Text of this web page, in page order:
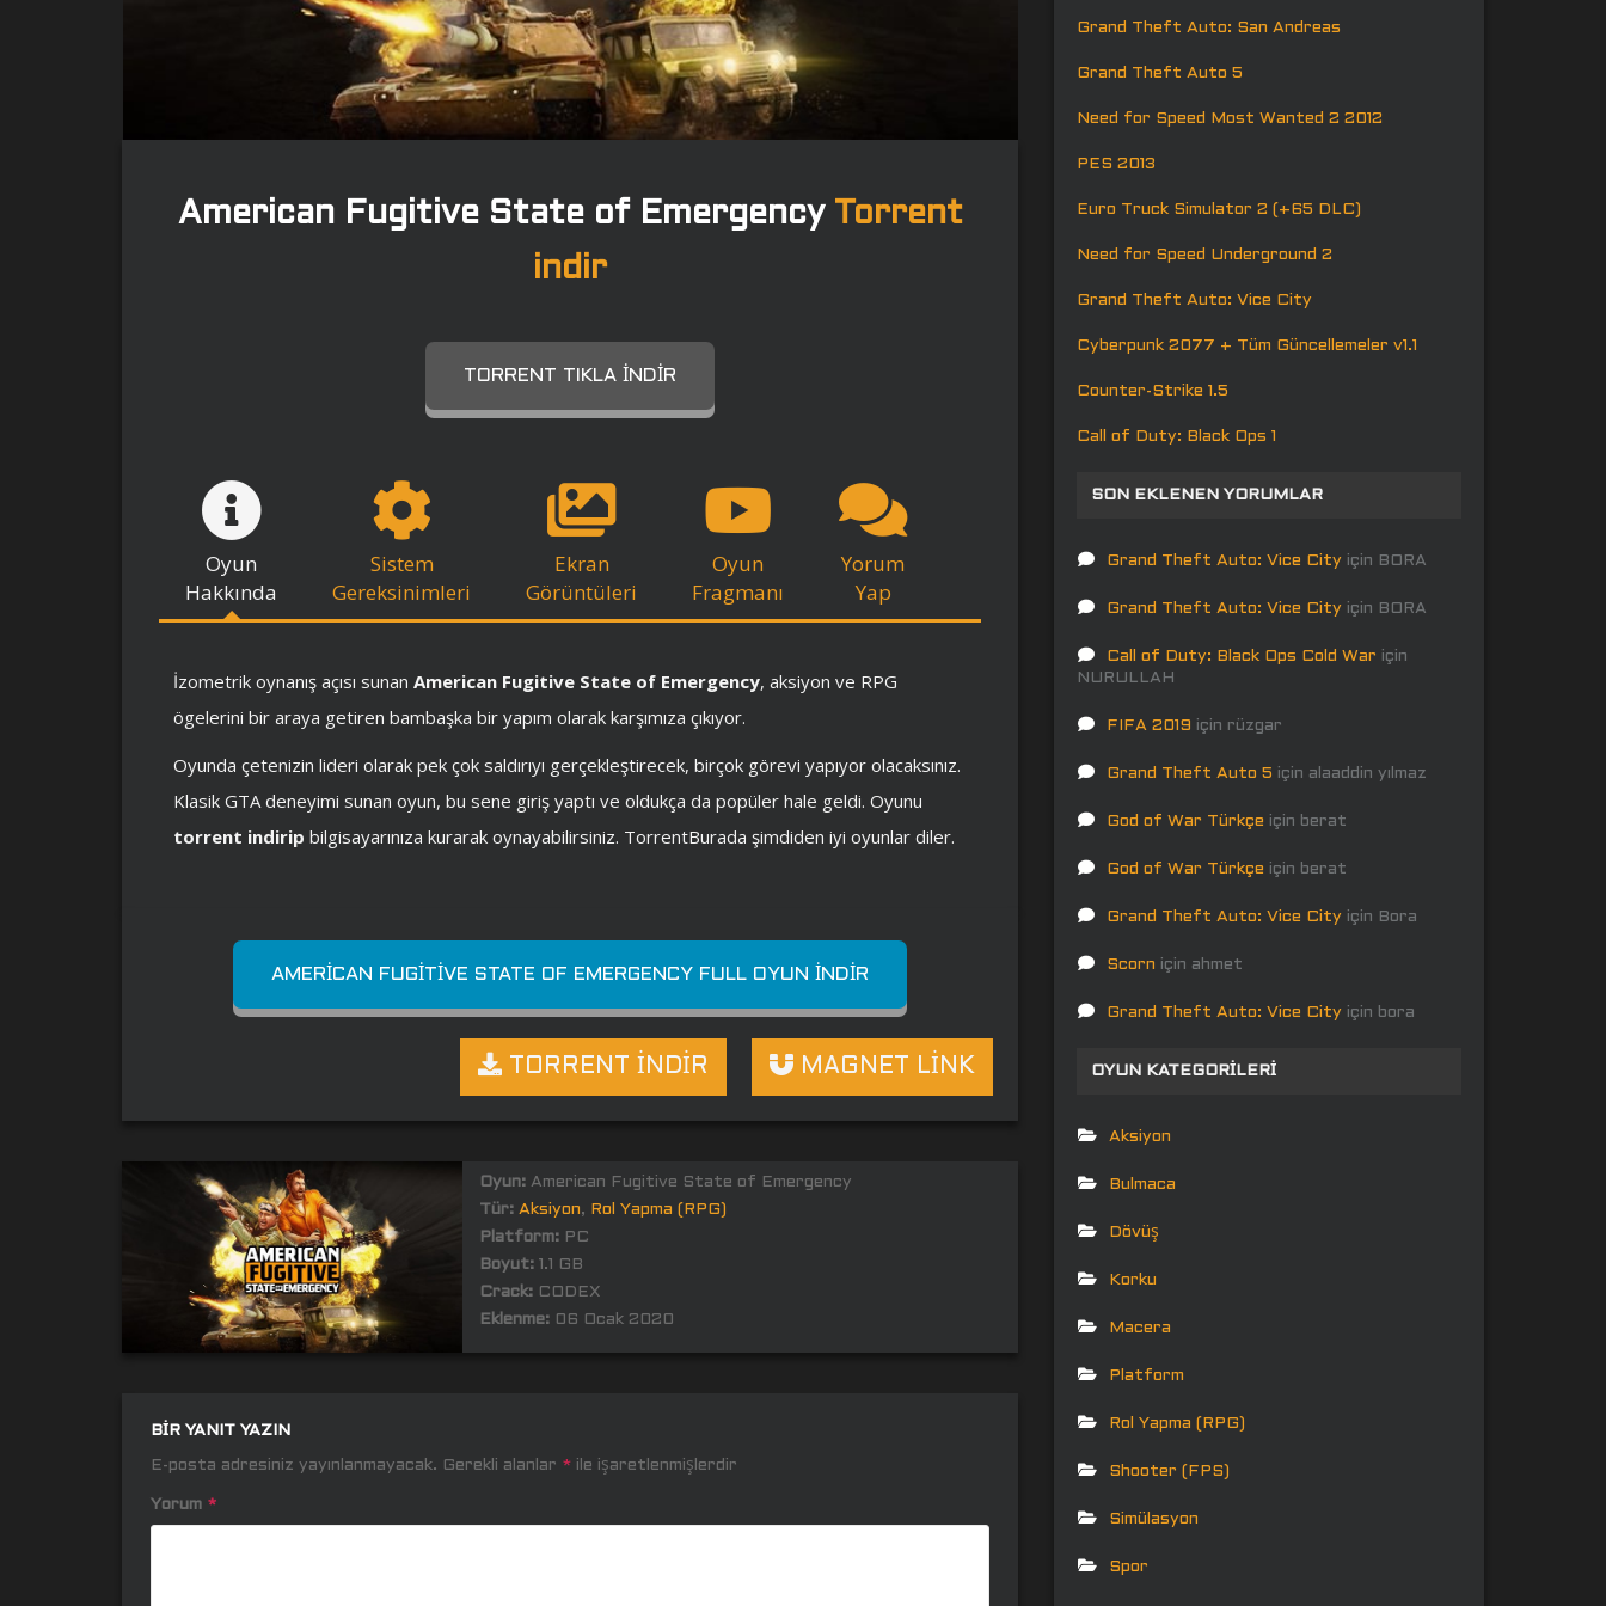
American Fugitive State of Emergency
Torrent
indir
TORRENT TIKLA İNDIR
Oyun
Hakkında
Sistem
Gereksinimleri
Ekran
Görüntüleri
Oyun
Fragmanı
Yorum
Yap
İzometrik oynanış açısı sunan American Fugitive State of Emergency, aksiyon ve RPG
ögelerini bir araya getiren bambaşka bir yapım olarak karşımıza çıkıyor.
Oyunda çetenizin lideri olarak pek çok saldırıyı gerçekleştirecek, birçok görevi yapıyor olacaksınız.
Klasik GTA deneyimi sunan oyun, bu sene giriş yaptı ve oldukça da popüler hale geldi. Oyunu
torrent indirip bilgisayarınıza kurarak oynayabilirsiniz. TorrentBurada şimdiden iyi oyunlar diler.
AMERICAN FUGITIVE STATE OF EMERGENCY FULL OYUN İNDIR
MAGNET LİNK
TORRENT İNDİR
Oyun:American Fugitive State of Emergency
Tür: Aksiyon,
Rol Yapma (RPG)
Platform:PC
Boyut:1.1 GB
Crack:CODEX
Eklenme:06 Ocak 2020
BIR YANIT YAZIN
E-posta adresiniz yayınlanmayacak. Gerekli alanlar * ile işaretlenmişlerdir
Yorum *
Grand Theft Auto: San Andreas
Grand Theft Auto 5
Need for Speed Most Wanted 2 2012
PES 2013
Euro Truck Simulator 2 (+65 DLC)
Need for Speed Underground 2
Grand Theft Auto: Vice City
Cyberpunk 2077 + Tüm Güncellemeler v1.1
Counter-Strike 1.5
Call of Duty: Black Ops 1
SON EKLENEN YORUMLAR
Grand Theft Auto: Vice City için BORA
Grand Theft Auto: Vice City için BORA
Call of Duty: Black Ops Cold War için
NURULLAH
FIFA 2019 için rüzgar
Grand Theft Auto 5 için alaaddin yılmaz
God of War Türkçe için berat
God of War Türkçe için berat
Grand Theft Auto: Vice City için Bora
Scorn için ahmet
Grand Theft Auto: Vice City için bora
OYUN KATEGORILERI
Aksiyon
Bulmaca
Dövüş
Korku
Macera
Platform
Rol Yapma (RPG)
Shooter (FPS)
Simülasyon
Spor